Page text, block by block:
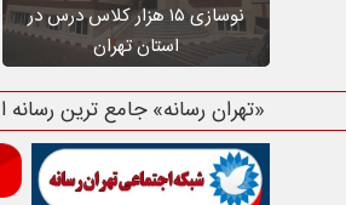
نوسازی ۱۵ هزار کلاس درس در
استان تهران
«تهران رسانه» جامع ترین رسانه